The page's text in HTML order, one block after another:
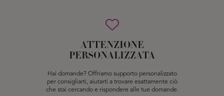
ATTENZIONE
PERSONALIZZATA
Hai domande? Offriamo supporto personalizzato
per consigliarti, aiutarti a trovare esattamente ciò
che stai cercando e rispondere alle tue domande.